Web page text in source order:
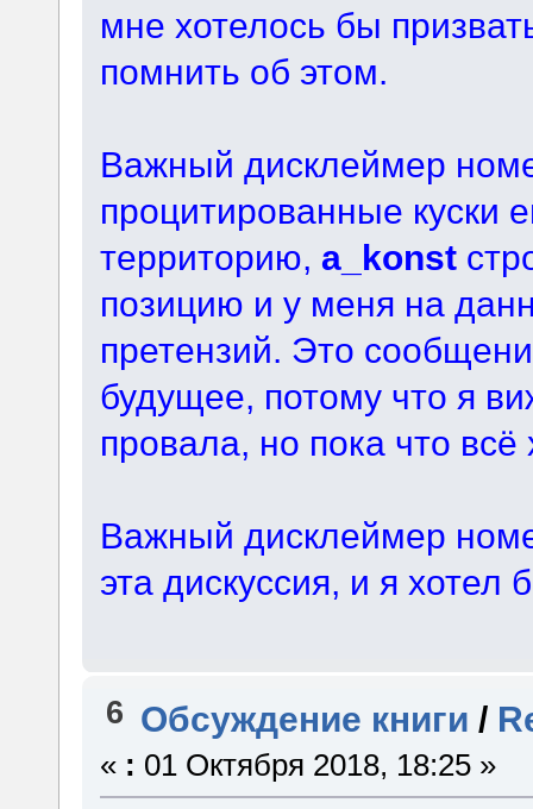
мне хотелось бы
помнить об этом.
Важный дисклеймер
процитированные куски
территорию, a_konst
позицию и у меня на
претензий. Это
будущее, потому что я
провала, но пока что
Важный дисклеймер
эта дискуссия, и я
6 Обсуждение книги /
« : 01 Октября 2018, 18:25 »